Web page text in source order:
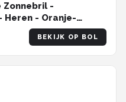
Zonnebril -
Heren - Oranje-
BEKIJK OP BOL